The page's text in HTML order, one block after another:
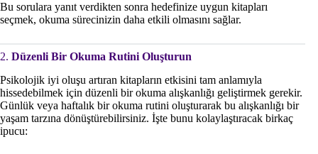
Bu sorulara yanıt verdikten sonra hedefinize uygun kitapları
seçmek, okuma sürecinizin daha etkili olmasını sağlar.
2. Düzenli Bir Okuma Rutini Oluşturun
Psikolojik iyi oluşu artıran kitapların etkisini tam anlamıyla
hissedebilmek için düzenli bir okuma alışkanlığı geliştirmek gerekir.
Günlük veya haftalık bir okuma rutini oluşturarak bu alışkanlığı bir
yaşam tarzına dönüştürebilirsiniz. İşte bunu kolaylaştıracak birkaç
ipucu: